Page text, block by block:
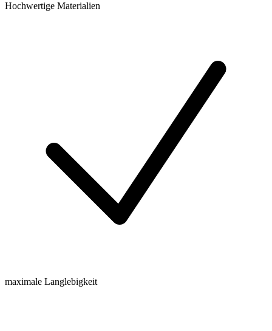
Hochwertige Materialien
maximale Langlebigkeit